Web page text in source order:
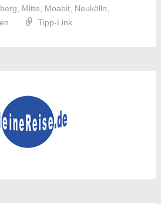
Mitte Moabit, Neukölln
Tipp-Link